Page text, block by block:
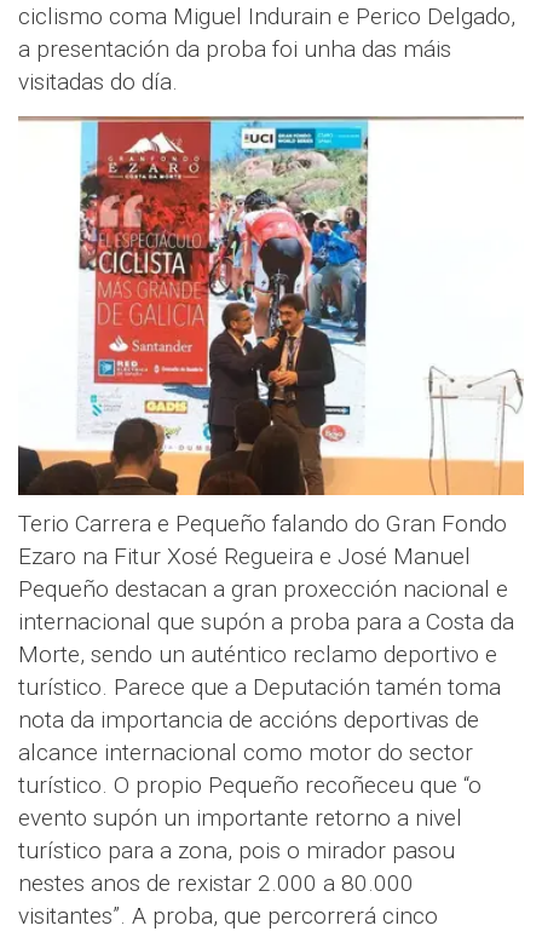
ciclismo coma Miguel Indurain e Perico Delgado,
a presentación da proba foi unha das máis
visitadas do día.
Terio Carrera e Pequeño falando do Gran Fondo
Ezaro na Fitur Xosé Regueira e José Manuel
Pequeño destacan a gran proxección nacional e
internacional que supón a proba para a Costa da
Morte, sendo un auténtico reclamo deportivo e
turístico. Parece que a Deputación tamén toma
nota da importancia de accións deportivas de
alcance internacional como motor do sector
turístico. O propio Pequeño recoñeceu que “o
evento supón un importante retorno a nivel
turístico para a zona, pois o mirador pasou
nestes anos de rexistar 2.000 a 80.000
visitantes”. A proba, que percorrerá cinco